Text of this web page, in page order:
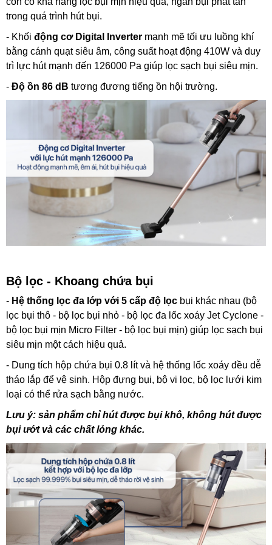
trong quá trình hút bụi.
- Khối động cơ Digital Inverter mạnh mẽ tối ưu luồng khí
bằng cánh quạt siêu âm, công suất hoạt động 410W và duy
trì lực hút mạnh đến 126000 Pa giúp lọc sạch bụi siêu mịn.
- Độ ồn 86 dB tương đương tiếng ồn hội trường.
Bộ lọc - Khoang chứa bụi
- Hệ thống lọc đa lớp với 5 cấp độ lọc bụi khác nhau (bộ
lọc bụi thô - bộ lọc bụi nhỏ - bộ lọc đa lốc xoáy Jet Cyclone -
bộ lọc bụi mịn Micro Filter - bộ lọc bụi mịn) giúp lọc sạch bụi
siêu mịn một cách hiệu quả.
- Dung tích hộp chứa bụi 0.8 lít và hệ thống lốc xoáy đều dễ
tháo lắp để vệ sinh. Hộp đựng bụi, bộ vi lọc, bộ lọc lưới kim
loại có thể rửa sạch bằng nước.
Lưu ý: sản phẩm chỉ hút được bụi khô, không hút được
bụi ướt và các chất lỏng khác.